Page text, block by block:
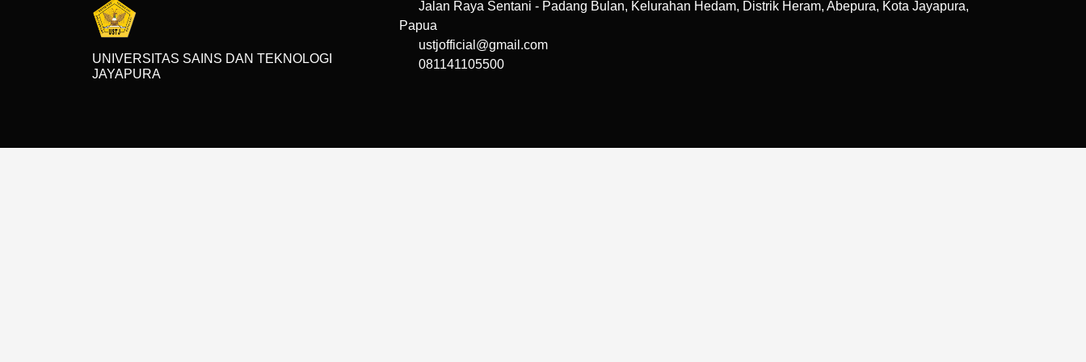
UNIVERSITAS SAINS DAN TEKNOLOGI
JAYAPURA
Jalan Raya Sentani - Padang Bulan, Kelurahan Hedam, Distrik Heram, Abepura, Kota Jayapura,
Papua
ustjofficial@gmail.com
081141105500